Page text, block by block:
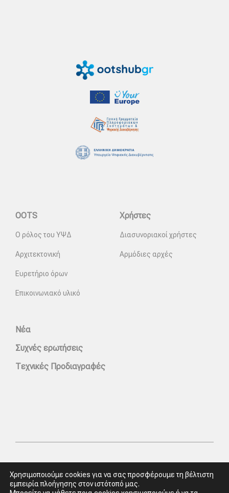
OOTS
Ο ρόλος του ΥΨΔ
Αρχιτεκτονική
Ευρετήριο όρων
Επικοινωνιακό υλικό
Χρήστες
Διασυνοριακοί χρήστες
Αρμόδιες αρχές
Νέα
Συχνές ερωτήσεις
Τεχνικές Προδιαγραφές
Χρησιμοποιούμε cookies για να σας προσφέρουμε τη βέλτιστη
εμπειρία πλοήγησης στον ιστότοπό μας.